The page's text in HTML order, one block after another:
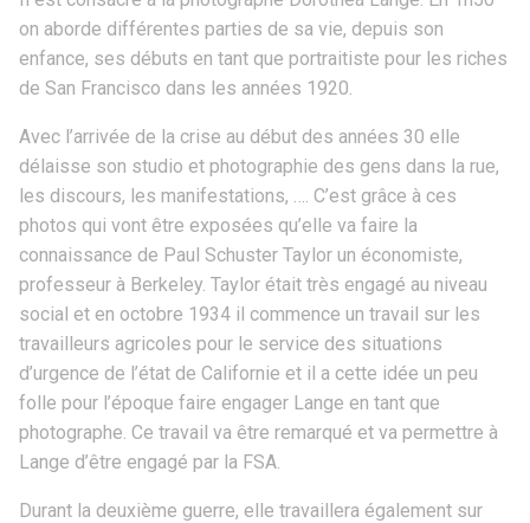
on aborde différentes parties de sa vie, depuis son
enfance, ses débuts en tant que portraitiste pour les riches
de San Francisco dans les années 1920.
Avec l’arrivée de la crise au début des années 30 elle
délaisse son studio et photographie des gens dans la rue,
les discours, les manifestations, …. C’est grâce à ces
photos qui vont être exposées qu’elle va faire la
connaissance de Paul Schuster Taylor un économiste,
professeur à Berkeley. Taylor était très engagé au niveau
social et en octobre 1934 il commence un travail sur les
travailleurs agricoles pour le service des situations
d’urgence de l’état de Californie et il a cette idée un peu
folle pour l’époque faire engager Lange en tant que
photographe. Ce travail va être remarqué et va permettre à
Lange d’être engagé par la FSA.
Durant la deuxième guerre, elle travaillera également sur